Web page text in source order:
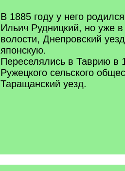
В 1885 году у него
Ильич Рудницкий, но уже в
волости, Днепровский
японскую.
Переселялись в Таврию в
Ружецкого сельского
Таращанский уезд.